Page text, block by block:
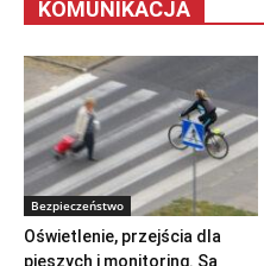
KOMUNIKACJA
Bezpieczeństwo
Oświetlenie, przejścia dla
pieszych i monitoring. Są